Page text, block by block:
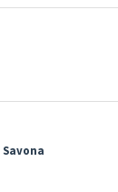
Savona